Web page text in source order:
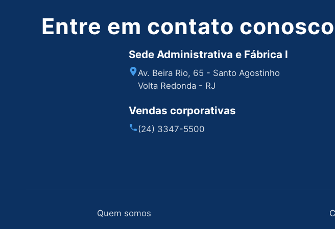
Entre em contato
Sede Administrativa e Fábrica I
Av. Beira Rio, 65 - Santo Agostinho
Volta Redonda - RJ
Vendas corporativas
(24) 3347-5500
Quem somos